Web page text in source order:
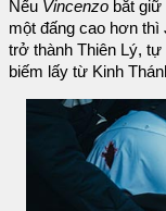
Nếu Vincenzo bắt
một đấng cao hơn
trở thành Thiên Lý,
biếm lấy từ Kinh